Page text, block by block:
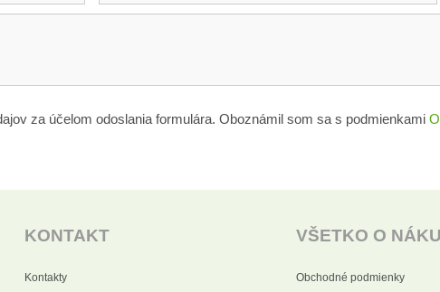
za účelom odoslania formulára. Oboznámil som sa s podmienkami
KONTAKT
Kontakty
VŠETKO O
Obchodné podmienky